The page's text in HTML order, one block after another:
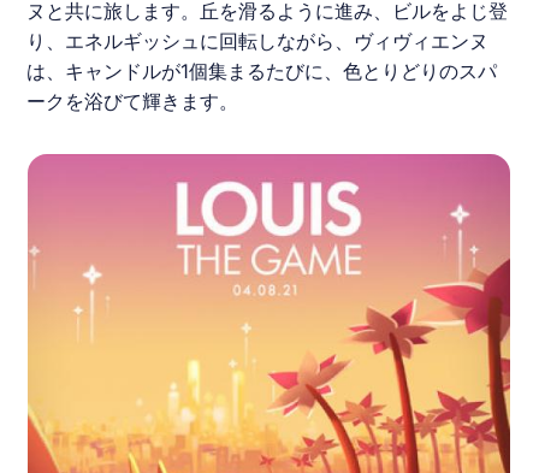
ヌと共に旅します。丘を滑るように進み、ビルをよじ登
り、エネルギッシュに回転しながら、ヴィヴィエンヌ
は、キャンドルが1個集まるたびに、色とりどりのスパ
ークを浴びて輝きます。